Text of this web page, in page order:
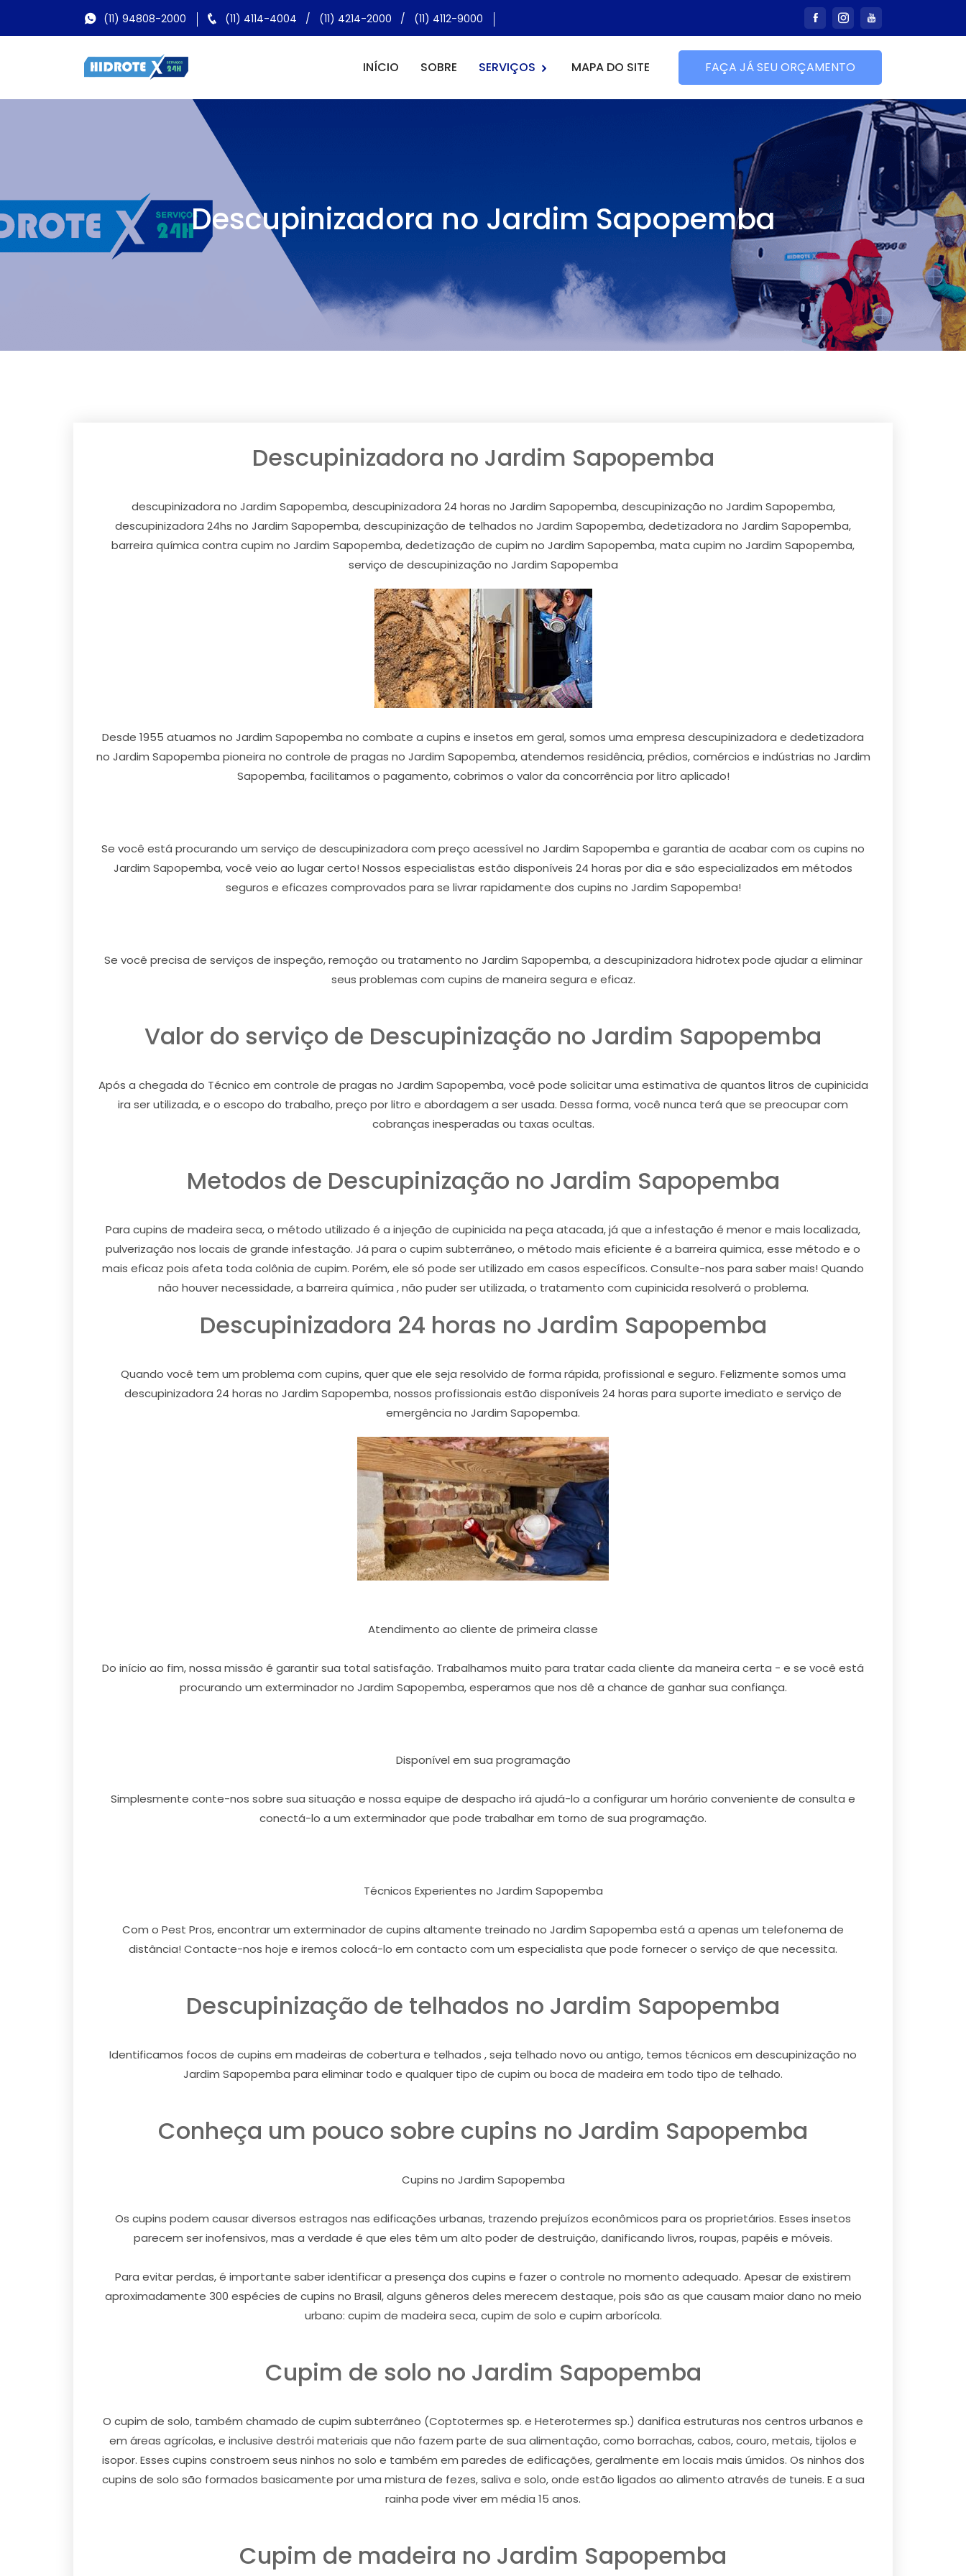
(11) 94808-2000 (11) 4114-4004 / (11) 4214-2000 / (11) 4112-9000
INÍCIO SOBRE SERVIÇOS MAPA DO SITE FAÇA JÁ SEU ORÇAMENTO
Descupinizadora no Jardim Sapopemba
Descupinizadora no Jardim Sapopemba
descupinizadora no Jardim Sapopemba, descupinizadora 24 horas no Jardim Sapopemba, descupinização no Jardim Sapopemba,
descupinizadora 24hs no Jardim Sapopemba, descupinização de telhados no Jardim Sapopemba, dedetizadora no Jardim Sapopemba,
barreira química contra cupim no Jardim Sapopemba, dedetização de cupim no Jardim Sapopemba, mata cupim no Jardim Sapopemba,
serviço de descupinização no Jardim Sapopemba
Desde 1955 atuamos no Jardim Sapopemba no combate a cupins e insetos em geral, somos uma empresa descupinizadora e dedetizadora
no Jardim Sapopemba pioneira no controle de pragas no Jardim Sapopemba, atendemos residência, prédios, comércios e indústrias no Jardim
Sapopemba, facilitamos o pagamento, cobrimos o valor da concorrência por litro aplicado!
Se você está procurando um serviço de descupinizadora com preço acessível no Jardim Sapopemba e garantia de acabar com os cupins no
Jardim Sapopemba, você veio ao lugar certo! Nossos especialistas estão disponíveis 24 horas por dia e são especializados em métodos
seguros e eficazes comprovados para se livrar rapidamente dos cupins no Jardim Sapopemba!
Se você precisa de serviços de inspeção, remoção ou tratamento no Jardim Sapopemba, a descupinizadora hidrotex pode ajudar a eliminar
seus problemas com cupins de maneira segura e eficaz.
Valor do serviço de Descupinização no Jardim Sapopemba
Após a chegada do Técnico em controle de pragas no Jardim Sapopemba, você pode solicitar uma estimativa de quantos litros de cupinicida
ira ser utilizada, e o escopo do trabalho, preço por litro e abordagem a ser usada. Dessa forma, você nunca terá que se preocupar com
cobranças inesperadas ou taxas ocultas.
Metodos de Descupinização no Jardim Sapopemba
Para cupins de madeira seca, o método utilizado é a injeção de cupinicida na peça atacada, já que a infestação é menor e mais localizada,
pulverização nos locais de grande infestação. Já para o cupim subterrâneo, o método mais eficiente é a barreira quimica, esse método e o
mais eficaz pois afeta toda colônia de cupim. Porém, ele só pode ser utilizado em casos específicos. Consulte-nos para saber mais! Quando
não houver necessidade, a barreira química , não puder ser utilizada, o tratamento com cupinicida resolverá o problema.
Descupinizadora 24 horas no Jardim Sapopemba
Quando você tem um problema com cupins, quer que ele seja resolvido de forma rápida, profissional e seguro. Felizmente somos uma
descupinizadora 24 horas no Jardim Sapopemba, nossos profissionais estão disponíveis 24 horas para suporte imediato e serviço de
emergência no Jardim Sapopemba.
Atendimento ao cliente de primeira classe
Do início ao fim, nossa missão é garantir sua total satisfação. Trabalhamos muito para tratar cada cliente da maneira certa - e se você está
procurando um exterminador no Jardim Sapopemba, esperamos que nos dê a chance de ganhar sua confiança.
Disponível em sua programação
Simplesmente conte-nos sobre sua situação e nossa equipe de despacho irá ajudá-lo a configurar um horário conveniente de consulta e
conectá-lo a um exterminador que pode trabalhar em torno de sua programação.
Técnicos Experientes no Jardim Sapopemba
Com o Pest Pros, encontrar um exterminador de cupins altamente treinado no Jardim Sapopemba está a apenas um telefonema de
distância! Contacte-nos hoje e iremos colocá-lo em contacto com um especialista que pode fornecer o serviço de que necessita.
Descupinização de telhados no Jardim Sapopemba
Identificamos focos de cupins em madeiras de cobertura e telhados , seja telhado novo ou antigo, temos técnicos em descupinização no
Jardim Sapopemba para eliminar todo e qualquer tipo de cupim ou boca de madeira em todo tipo de telhado.
Conheça um pouco sobre cupins no Jardim Sapopemba
Cupins no Jardim Sapopemba
Os cupins podem causar diversos estragos nas edificações urbanas, trazendo prejuízos econômicos para os proprietários. Esses insetos
parecem ser inofensivos, mas a verdade é que eles têm um alto poder de destruição, danificando livros, roupas, papéis e móveis.
Para evitar perdas, é importante saber identificar a presença dos cupins e fazer o controle no momento adequado. Apesar de existirem
aproximadamente 300 espécies de cupins no Brasil, alguns gêneros deles merecem destaque, pois são as que causam maior dano no meio
urbano: cupim de madeira seca, cupim de solo e cupim arborícola.
Cupim de solo no Jardim Sapopemba
O cupim de solo, também chamado de cupim subterrâneo (Coptotermes sp. e Heterotermes sp.) danifica estruturas nos centros urbanos e
em áreas agrícolas, e inclusive destrói materiais que não fazem parte de sua alimentação, como borrachas, cabos, couro, metais, tijolos e
isopor. Esses cupins constroem seus ninhos no solo e também em paredes de edificações, geralmente em locais mais úmidos. Os ninhos dos
cupins de solo são formados basicamente por uma mistura de fezes, saliva e solo, onde estão ligados ao alimento através de tuneis. E a sua
rainha pode viver em média 15 anos.
Cupim de madeira no Jardim Sapopemba